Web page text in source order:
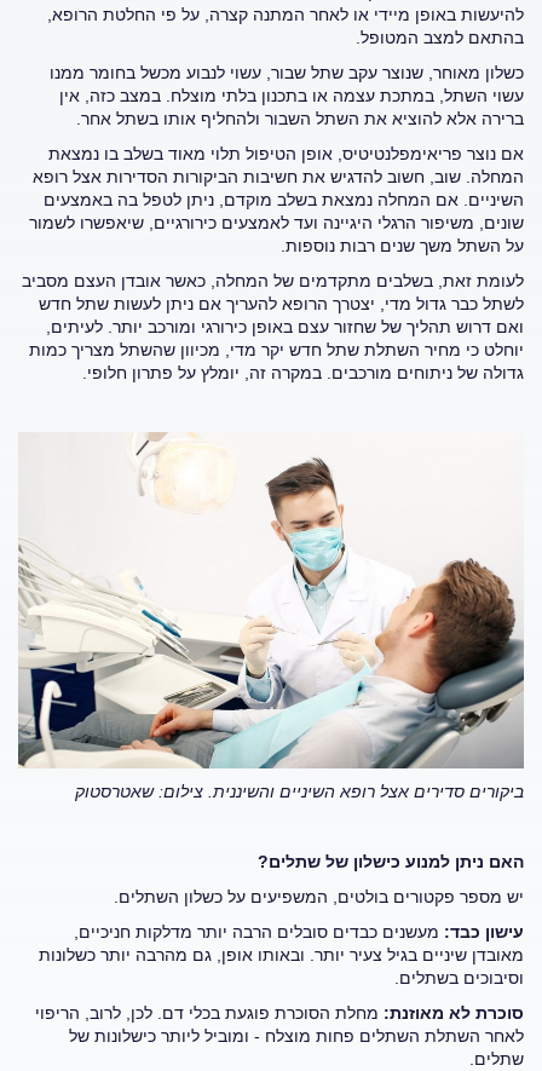
להיעשות באופן מיידי או לאחר המתנה קצרה, על פי החלטת הרופא,
בהתאם למצב המטופל.
כשלון מאוחר, שנוצר עקב שתל שבור, עשוי לנבוע מכשל בחומר ממנו
עשוי השתל, במתכת עצמה או בתכנון בלתי מוצלח. במצב כזה, אין
ברירה אלא להוציא את השתל השבור ולהחליף אותו בשתל אחר.
אם נוצר פריאימפלנטיטיס, אופן הטיפול תלוי מאוד בשלב בו נמצאת
המחלה. שוב, חשוב להדגיש את חשיבות הביקורות הסדירות אצל רופא
השיניים. אם המחלה נמצאת בשלב מוקדם, ניתן לטפל בה באמצעים
שונים, משיפור הרגלי היגיינה ועד לאמצעים כירורגיים, שיאפשרו לשמור
על השתל משך שנים רבות נוספות.
לעומת זאת, בשלבים מתקדמים של המחלה, כאשר אובדן העצם מסביב
לשתל כבר גדול מדי, יצטרך הרופא להעריך אם ניתן לעשות שתל חדש
ואם דרוש תהליך של שחזור עצם באופן כירורגי ומורכב יותר. לעיתים,
יוחלט כי מחיר השתלת שתל חדש יקר מדי, מכיוון שהשתל מצריך כמות
גדולה של ניתוחים מורכבים. במקרה זה, יומלץ על פתרון חלופי.
ביקורים סדירים אצל רופא השיניים והשיננית. צילום: שאטרסטוק
האם ניתן למנוע כישלון של שתלים?
יש מספר פקטורים בולטים, המשפיעים על כשלון השתלים.
עישון כבד: מעשנים כבדים סובלים הרבה יותר מדלקות חניכיים,
מאובדן שיניים בגיל צעיר יותר. ובאותו אופן, גם מהרבה יותר כשלונות
וסיבוכים בשתלים.
סוכרת לא מאוזנת: מחלת הסוכרת פוגעת בכלי דם. לכן, לרוב, הריפוי
לאחר השתלת השתלים פחות מוצלח - ומוביל ליותר כישלונות של
שתלים.